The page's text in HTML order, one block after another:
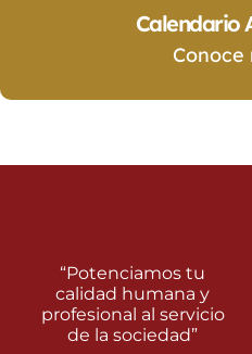
Calendario
Conoce
“Potenciamos tu
calidad humana y
profesional al servicio
de la sociedad”